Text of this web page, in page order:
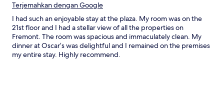
Terjemahkan dengan Google
I had such an enjoyable stay at the plaza. My room was on the
21st floor and I had a stellar view of all the properties on
Fremont. The room was spacious and immaculately clean. My
dinner at Oscar’s was delightful and I remained on the premises
my entire stay. Highly recommend.